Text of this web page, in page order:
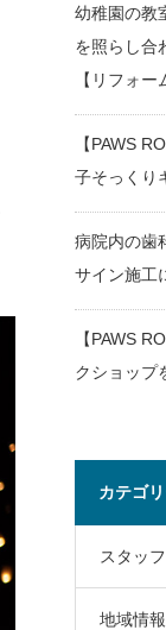
幼稚園の教
を照らし合
【リフォー
【PAWS
子そっくり
病院内の歯
サイン施工
【PAWS
クショップ
カテゴ
スタッ
地域情報